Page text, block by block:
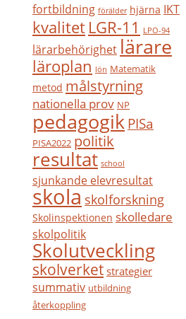
fortbildning förälder hjärna IKT
kvalitet LGR-11 LPO-94
lärarbehörighet lärare
läroplan lön Matematik
metod målstyrning
nationella prov NP
pedagogikPISa
PISA2022 politik
resultat school
sjunkande elevresultat
skola skolforskning
Skolinspektionen skolledare
skolpolitik
Skolutveckling
skolverket strategier
summativ utbildning
återkoppling